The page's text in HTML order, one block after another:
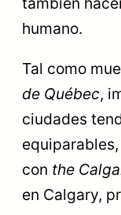
humano.
Tal como
de Québec,
ciudades
con the
en Calgary,